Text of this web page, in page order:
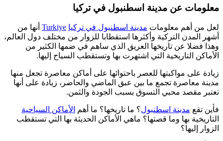
معلومات عن مدينة اسطنبول في تركيا
لعل من أهم معلومات مدينة اسطنبول في تركيا Turkiye أنها من
أشهر المدن التركية وأكثرها استقطابا للزوار من مختلف دول العالم،
وهذا فضلا عن تاريخها العريق الذي ساهم في ضمها الكثير من
الأماكن التاريخية التي اشتهرت بها وتستقطب السياح إليها.
زيادة على مواكبتها للعصر باحتوائها على أماكن معاصرة تجعل منها
مدينة معاصرة تجمع ما بين عبق الماضي والحاضر، زيادة على أنها
تعتبر مقصد محبي التسوق بسبب الجودة والثمن.
فأين تقع مدينة اسطنبول؟ ما تاريخها؟ ما أهم الأماكن السياحية
التاريخية بها وما قصتها؟ ماهي الأماكن الحديثة بها التي تستقطب
الزوار إليها؟